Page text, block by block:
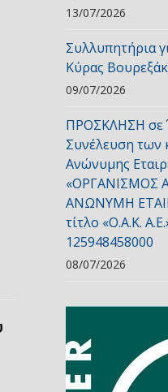
13/07/2026
Συλλυπητήρια
Κύρας
09/07/2026
ΠΡΟΣΚΛΗΣΗ σε
Συνέλευση των
Ανώνυμης
«ΟΡΓΑΝΙΣΜΟΣ
ΑΝΩΝΥΜΗ
τίτλο «Ο.Α.Κ.
125948458000
08/07/2026